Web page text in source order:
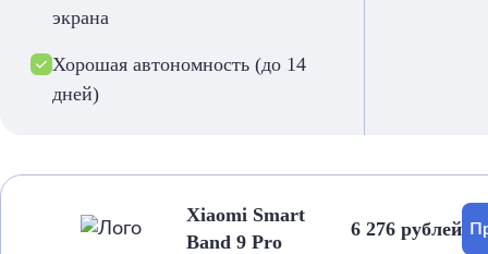
экрана
Хорошая автономность (до 14
дней)
Xiaomi Smart
Band 9 Pro
6 276 рублей